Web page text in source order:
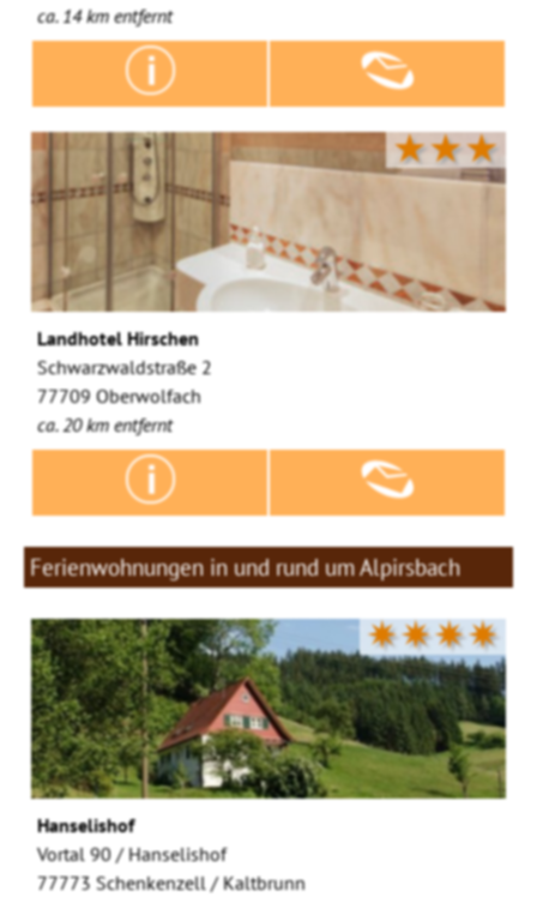
ca. 14 km entfernt
★★★
Landhotel Hirschen
Schwarzwaldstraße 2
77709 Oberwolfach
ca. 20 km entfernt
Ferienwohnungen in und rund um Alpirsbach
✷✷✷✷
Hanselishof
Vortal 90 / Hanselishof
77773 Schenkenzell / Kaltbrunn